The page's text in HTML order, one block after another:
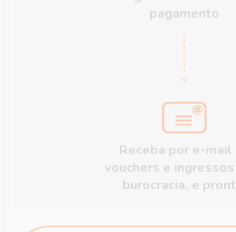
pagamento
Receba por e-mail
vouchers e
burocracia, e